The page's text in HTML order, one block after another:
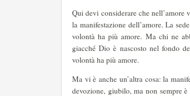
Qui devi considerare che nell’amore
la manifestazione dell’amore. La
volontà ha più amore. Ma chi ne
giacché Dio è nascosto nel fondo
volontà ha più amore.
Ma vi è anche un’altra cosa: la
devozione, giubilo, ma non sempre